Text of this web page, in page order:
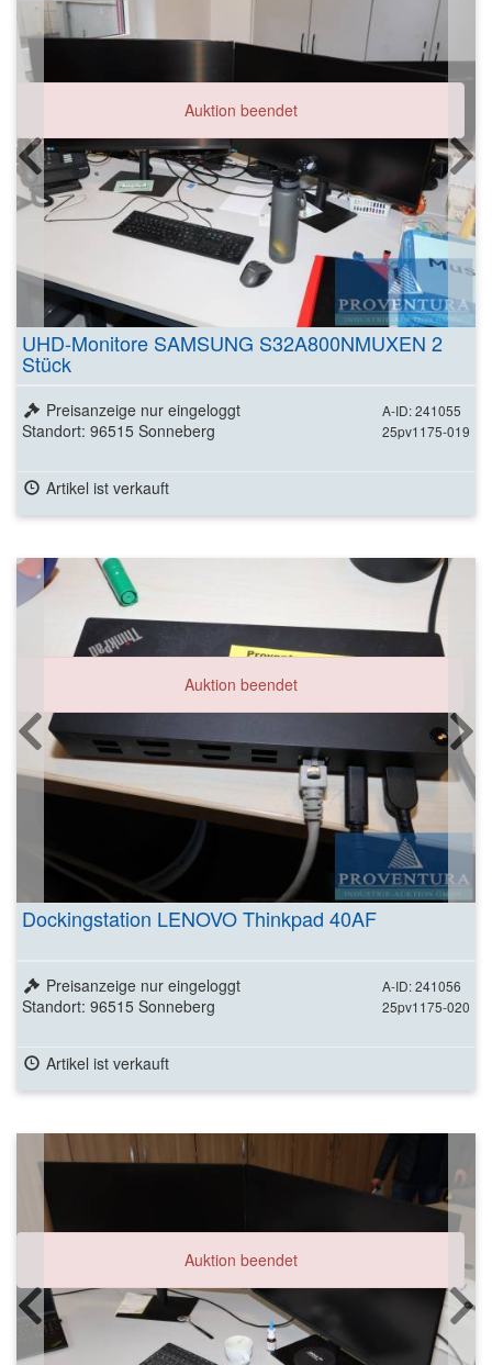
Auktion beendet
UHD-Monitore SAMSUNG S32A800NMUXEN 2
Stück
A-ID: 241055
25pv1175-019
Preisanzeige nur eingeloggt
Standort: 96515 Sonneberg
Artikel ist verkauft
Auktion beendet
Dockingstation LENOVO Thinkpad 40AF
A-ID: 241056
25pv1175-020
Preisanzeige nur eingeloggt
Standort: 96515 Sonneberg
Artikel ist verkauft
Auktion beendet